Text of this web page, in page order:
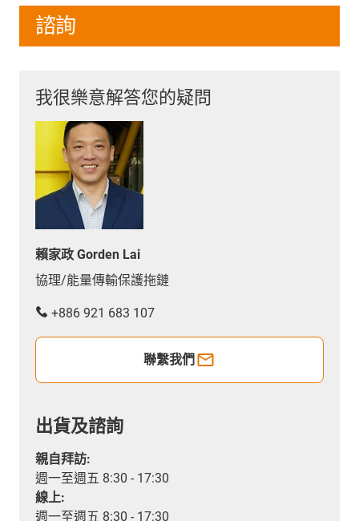
諮詢
我很樂意解答您的疑問
賴家政 Gorden Lai
協理/能量傳輸保護拖鏈
+886 921 683 107
聯繫我們
出貨及諮詢
親自拜訪:
週一至週五 8:30 - 17:30
線上:
週一至週五 8:30 - 17:30